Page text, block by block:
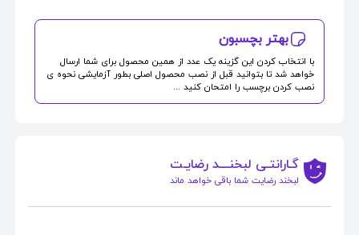
بهتر بچسبون
با انتخاب کردن این گزینه یک عدد از همین محصول برای شما ارسال
خواهد شد تا بتوانید قبل از نصب محصول اصلی بطور آزمایشی نحوه ی
نصب کردن برچسب را امتحان کنید ...
گـارانتـی لبخنــــد رضایـت
لبخند رضایت شما باقی خواهد ماند